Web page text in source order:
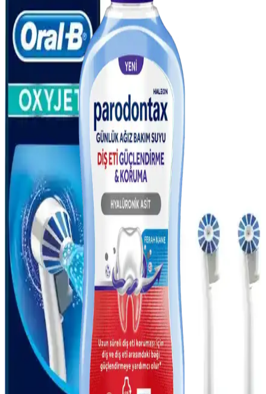
Doğal ağız bakım macunları, bitkisel özler ve antiseptik maddelerle
diş ve diş eti sağlığını koruyan güvenli alternatifler sunar, kimyasal
içeriklere göre avantaj sağlar.
Diş Hassasiyetini Azaltan Doğru Diş Macunu Seçimi
ve Kullanım İpuçları
Diş hassasiyetini hafifletmek ve sağlıklı bir gülüşe ulaşmak için
doğru diş macunu seçimi ve düzenli kullanım önemlidir. Uzman
önerileriyle diş sağlığınızı koruyun.
Gelişmiş Super Floss ile Diş Sağlığını Koruma ve
Temizlik Yöntemleri
Gelişmiş Super Floss, diş arası ve diş eti temizliğinde üstün
performans göstererek plak ve gıda artıklarını etkili şekilde temizler,
diş sağlığını destekler.
Colgate Triple Action Extra White Diş Macunu ile
Güçlü ve Parlak Gülüşler İçin En İyi Seçenek
Colgate Triple Action Extra White, dişleri beyazlatır, plakları azaltır
ve ağız sağlığını destekler. Günlük kullanımda parlak ve sağlıklı bir
gülüş sağlar, ağız kokusunu önler ve diş eti sağlığını korur.
Hassas Dişler İçin Günlük Bakım ve Koruma
Yöntemleri
Hassas dişler, yaşam kalitesini olumsuz etkileyebilir. Doğru ürünler
ve dikkatli bakım ile bu duyarlılıkları yönetmek mümkündür. Uzman
önerileriyle sağlıklı dişlere ulaşın.
Oral-B Oxyjet Ağız Duşu Yedek Başlık Seti ile Etkili